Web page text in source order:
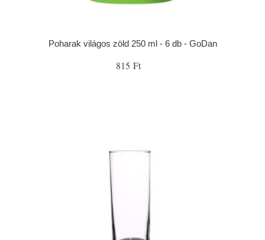
Poharak világos zöld 250 ml - 6 db - GoDan
815 Ft